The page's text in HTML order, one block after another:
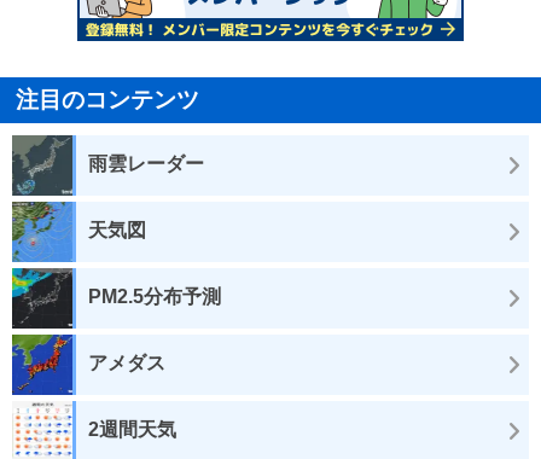
注目のコンテンツ
雨雲レーダー
天気図
PM2.5分布予測
アメダス
2週間天気